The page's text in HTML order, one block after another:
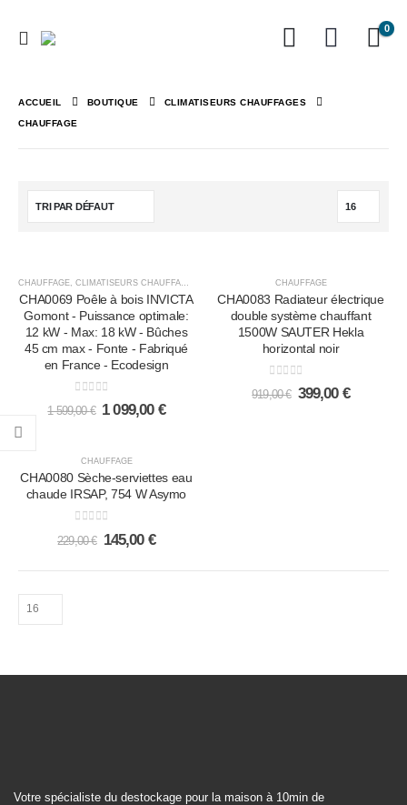
0
ACCUEIL BOUTIQUE CLIMATISEURS CHAUFFAGES
CHAUFFAGE
CHAUFFAGE, CLIMATISEURS CHAUFFAGES
CHA0069 Poêle à bois INVICTA
Gomont - Puissance optimale:
12 kW - Max: 18 kW - Bûches
45 cm max - Fonte - Fabriqué
en France - Ecodesign
0out of 5
1 599,00€ 1 099,00 €
CHAUFFAGE
CHA0083 Radiateur électrique
double système chauffant
1500W SAUTER Hekla
horizontal noir
0out of 5
919,00€ 399,00 €
CHAUFFAGE
CHA0080 Sèche-serviettes eau
chaude IRSAP, 754 W Asymo
out of 5
229,00€ 145,00 €
Votre spécialiste du destockage pour la maison à 10min de